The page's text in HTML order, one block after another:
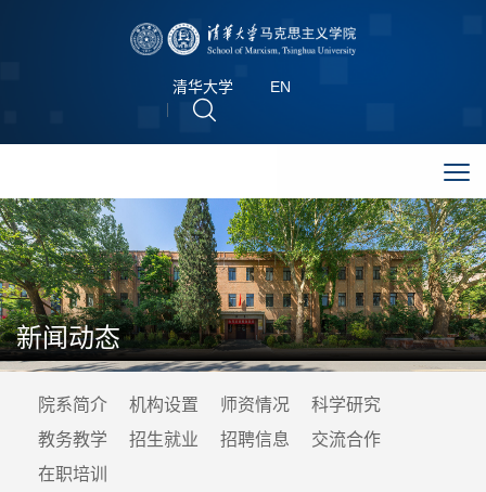
清华大学 EN
新闻动态
院系简介 机构设置 师资情况
科学研究
教务教学
招生就业 招聘信息
交流合作
在职培训